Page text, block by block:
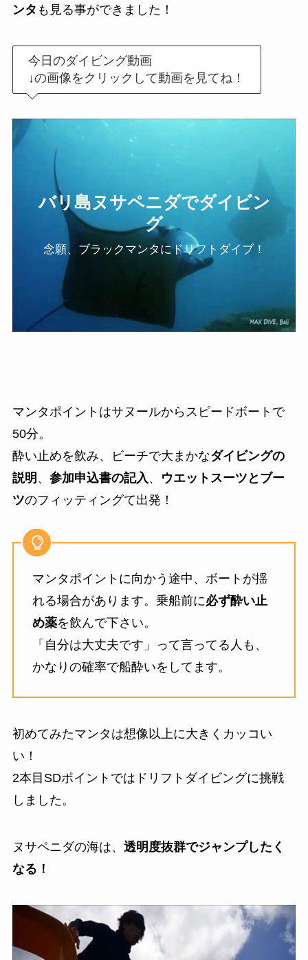
ンタ も見る事ができました！
今日のダイビング動画
↓の画像をクリックして動画を見てね！
バリ島ヌサペニダでダイビン
グ
念願、ブラックマンタにドリフトダイブ！
マンタポイントはサヌールからスピードボートで
50分。
酔い止めを飲み、ビーチで大まかなダイビングの
説明 、 参加申込書の記入 、
ウエットスーツとブー
ツのフィッティングて出発！
マンタポイントに向かう途中、ボートが揺
れる場合があります。乗船前に必ず酔い止
め薬を飲んで下さい。
「自分は大丈夫です」って言ってる人も、
かなりの確率で船酔いをしてます。
初めてみたマンタは想像以上に大きくカッコい
い！
2本目SDポイントではドリフトダイビングに挑戦
しました。
ヌサペニダの海は、 透明度抜群でジャンプしたく
なる！